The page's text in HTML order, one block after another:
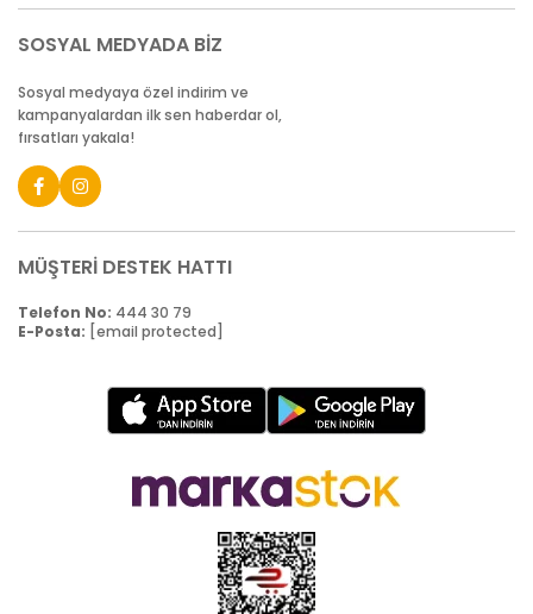
SOSYAL MEDYADA BİZ
Sosyal medyaya özel indirim ve
kampanyalardan ilk sen haberdar ol,
fırsatları yakala!
MÜŞTERİ DESTEK HATTI
Telefon No: 444 30 79
E-Posta: [email protected]